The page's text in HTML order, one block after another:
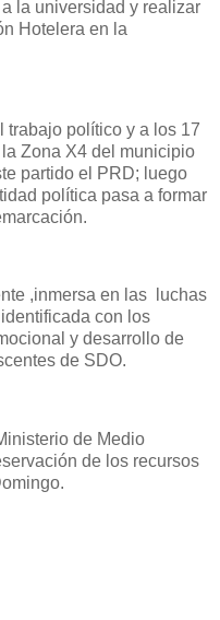
la universidad y realizar
Hotelera en la
trabajo político y a los 17
Zona X4 del municipio
partido el PRD; luego
política pasa a formar
,inmersa en las luchas
con los
y desarrollo de
de SDO.
de Medio
de los recursos